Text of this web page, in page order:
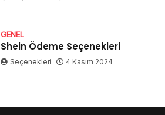
GENEL
Shein Ödeme Seçenekleri
Seçenekleri 4 Kasım 2024